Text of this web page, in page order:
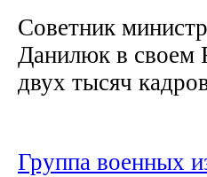
Советник
Данилюк в своем
двух тысяч
Группа военных